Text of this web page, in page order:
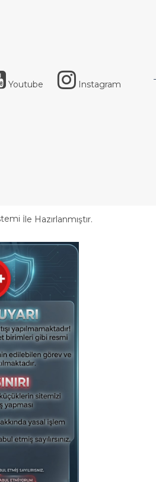
Youtube Instagram
İle Hazırlanmıştır.